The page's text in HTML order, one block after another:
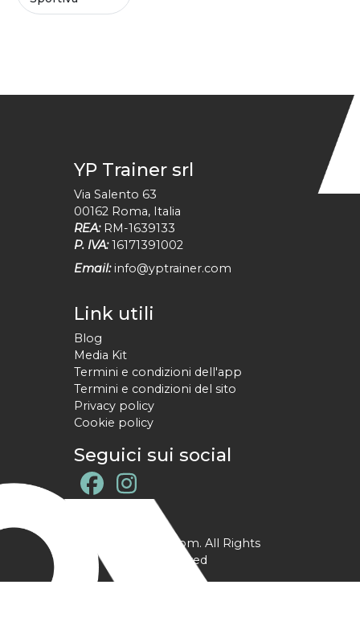
YP Trainer srl
Via Salento 63
00162 Roma, Italia
REA: RM-1639133
P. IVA: 16171391002
Email: info@yptrainer.com
Link utili
Blog
Media Kit
Termini e condizioni dell'app
Termini e condizioni del sito
Privacy policy
Cookie policy
Seguici sui social
@ YPtrainer.com. All Rights
Reserved